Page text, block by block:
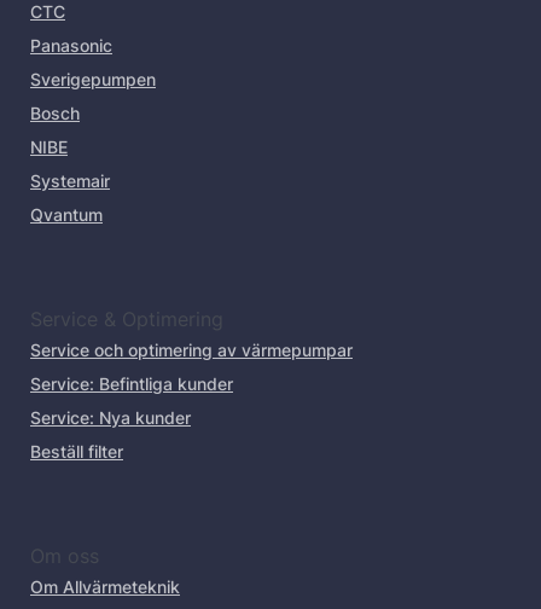
CTC
Panasonic
Sverigepumpen
Bosch
NIBE
Systemair
Qvantum
Service & Optimering
Service och optimering av värmepumpar
Service: Befintliga kunder
Service: Nya kunder
Beställ filter
Om oss
Om Allvärmeteknik